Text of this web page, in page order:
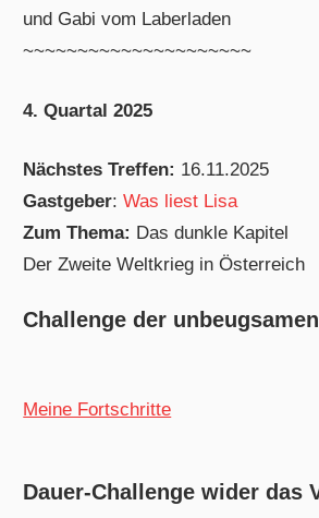
und Gabi vom Laberladen
~~~~~~~~~~~~~~~~~~~~~
4. Quartal 2025
Nächstes Treffen: 16.11.2025
Gastgeber:Was liest Lisa
Zum Thema: Das dunkle Kapitel
Der Zweite Weltkrieg in Österreich
Challenge der
Meine Fortschritte
Dauer-Challenge wider das